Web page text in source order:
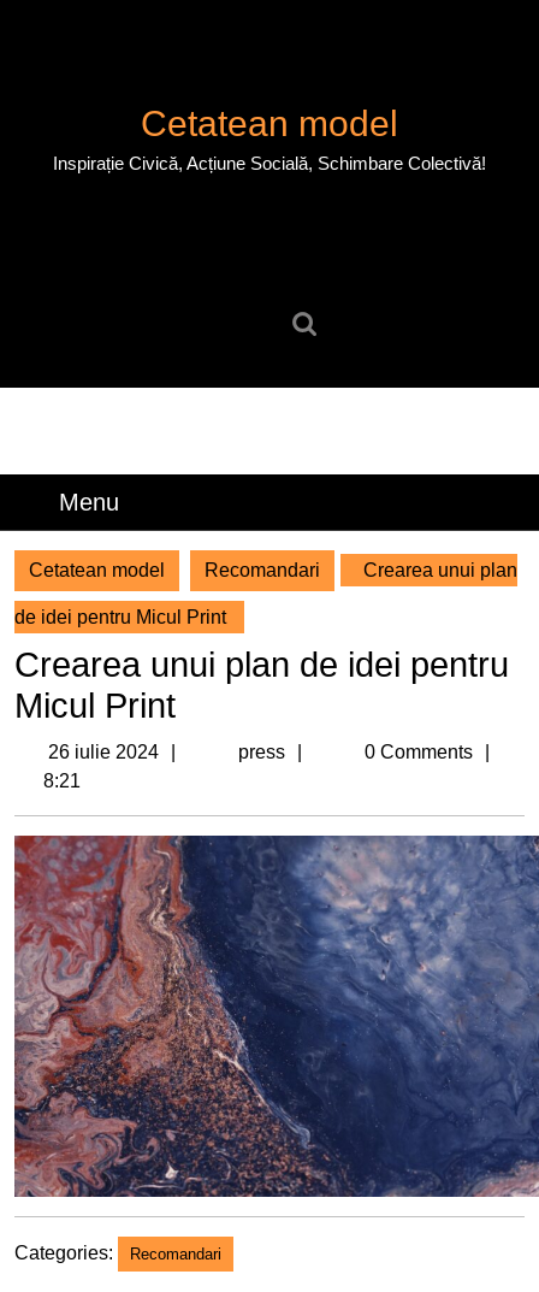
Cetatean model
Inspirație Civică, Acțiune Socială, Schimbare Colectivă!
Menu
Cetatean model Recomandari Crearea unui plan
de idei pentru Micul Print
Crearea unui plan de idei pentru
Micul Print
26 iulie 2024 press press0 Comments
8:21
Categories: Recomandari